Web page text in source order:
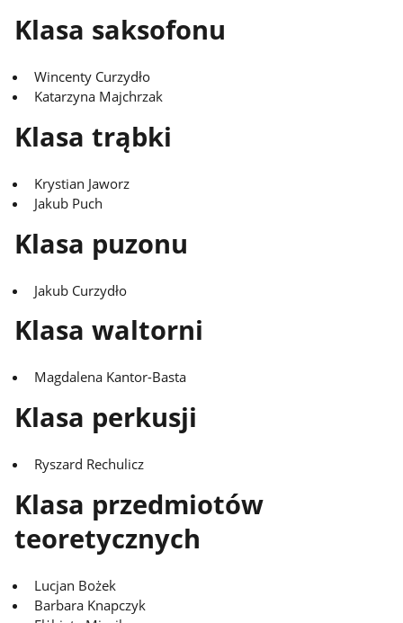
Klasa saksofonu
Wincenty Curzydło
Katarzyna Majchrzak
Klasa trąbki
Krystian Jaworz
Jakub Puch
Klasa puzonu
Jakub Curzydło
Klasa waltorni
Magdalena Kantor-Basta
Klasa perkusji
Ryszard Rechulicz
Klasa przedmiotów
teoretycznych
Lucjan Bożek
Barbara Knapczyk